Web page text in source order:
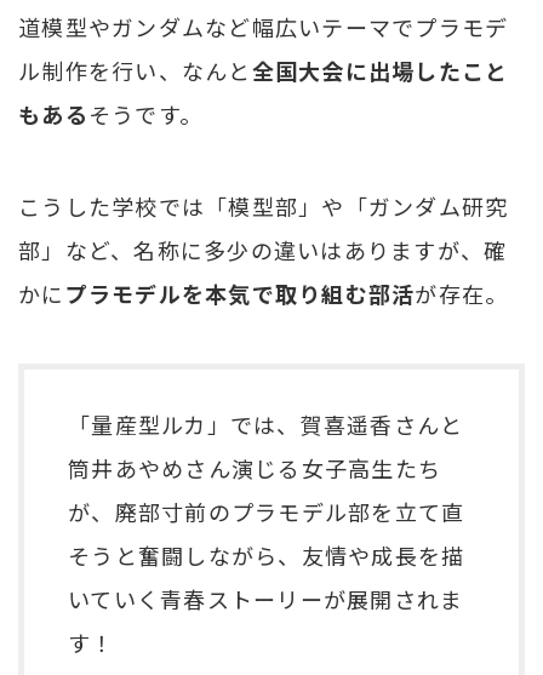
道模型やガンダムなど幅広いテーマでプラモデ
ル制作を行い、なんと全国大会に出場したこと
もあるそうです。
こうした学校では「模型部」や「ガンダム研究
部」など、名称に多少の違いはありますが、確
かにプラモデルを本気で取り組む部活が存在。
「量産型ルカ」では、賀喜遥香さんと
筒井あやめさん演じる女子高生たち
が、廃部寸前のプラモデル部を立て直
そうと奮闘しながら、友情や成長を描
いていく青春ストーリーが展開されま
す！